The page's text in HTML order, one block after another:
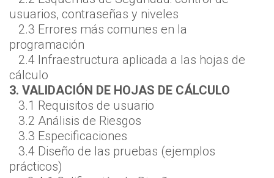
usuarios, contraseñas y niveles
2.3 Errores más comunes en la
programación
2.4 Infraestructura aplicada a las hojas de
cálculo
3. VALIDACIÓN DE HOJAS DE CÁLCULO
3.1 Requisitos de usuario
3.2 Análisis de Riesgos
3.3 Especificaciones
3.4 Diseño de las pruebas (ejemplos
prácticos)